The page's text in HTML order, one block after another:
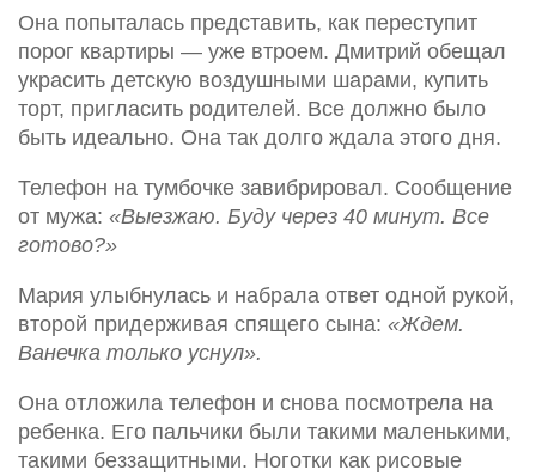
Она попыталась представить, как переступит
порог квартиры — уже втроем. Дмитрий обещал
украсить детскую воздушными шарами, купить
торт, пригласить родителей. Все должно было
быть идеально. Она так долго ждала этого дня.
Телефон на тумбочке завибрировал. Сообщение
от мужа: «Выезжаю. Буду через 40 минут. Все
готово?»
Мария улыбнулась и набрала ответ одной рукой,
второй придерживая спящего сына: «Ждем.
Ванечка только уснул».
Она отложила телефон и снова посмотрела на
ребенка. Его пальчики были такими маленькими,
такими беззащитными. Ноготки как рисовые